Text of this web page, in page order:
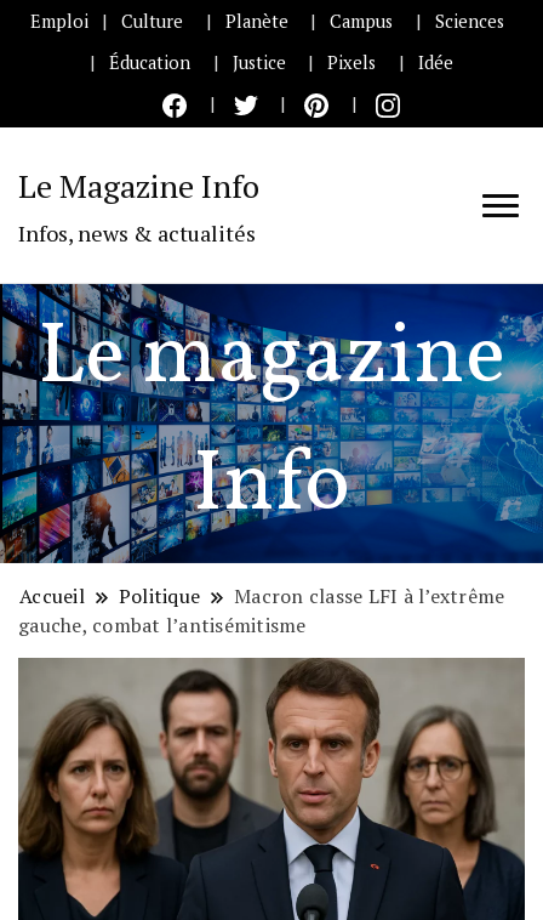
Emploi Culture Planète Campus
Sciences
Éducation
Justice Pixels Idée
Le Magazine Info
Infos, news & actualités
Le magazine
Info
Accueil Politique
Macron classe LFI à l’extrême
gauche, combat l’antisémitisme